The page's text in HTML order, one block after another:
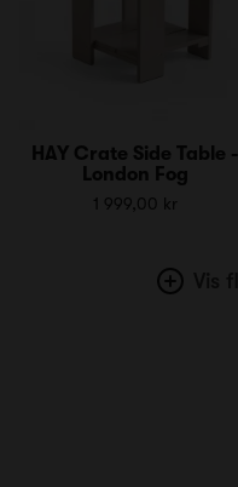
HAY Crate Side Table -
London Fog
1 999,00 kr